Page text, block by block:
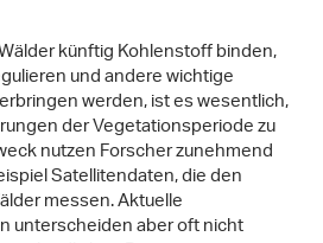
künftig Kohlenstoff binden,
und andere wichtige
werden, ist es wesentlich,
der Vegetationsperiode zu
nutzen Forscher zunehmend
Satellitendaten, die den
messen. Aktuelle
unterscheiden aber oft nicht